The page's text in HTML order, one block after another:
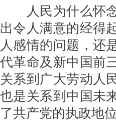
人民为什么怀
出令人满意的经得
人感情的问题，还
代革命及新中国前
关系到广大劳动人
也是关系到中国未
了共产党的执政地